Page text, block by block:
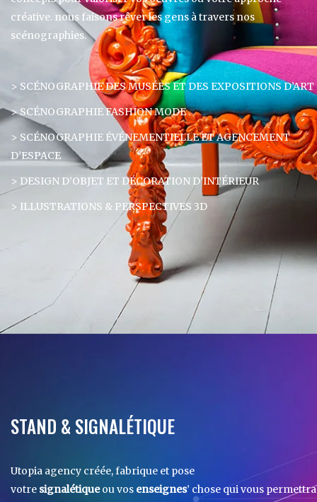
créative. nous faisons rêver les gens à travers nos
scénographies.
> SCÉNOGRAPHIE DES MUSÉES ET DES EXPOSITIONS D’ART
> SCÉNOGRAPHIE FASHION MODE
> SCÉNOGRAPHIE ÉVÉNEMENTIELLE ET AGENCEMENT
D’ESPACE
> DESIGN D’OBJET ET DÉCORATION D’INTÉRIEUR
> ILLUSTRATIONS & PERSPECTIVES 3D
STAND & SIGNALÉTIQUE
Utopia agency créée, fabrique et pose
votre signalétiqueou vos enseignes’ chose qui vous permettra